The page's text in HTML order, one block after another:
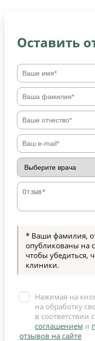
Оставить
* Ваши фамилия,
опубликованы на
чтобы убедиться,
клиники.
Нажимая на
на обработку
в соответствии с
соглашением и
отзывов на сайте